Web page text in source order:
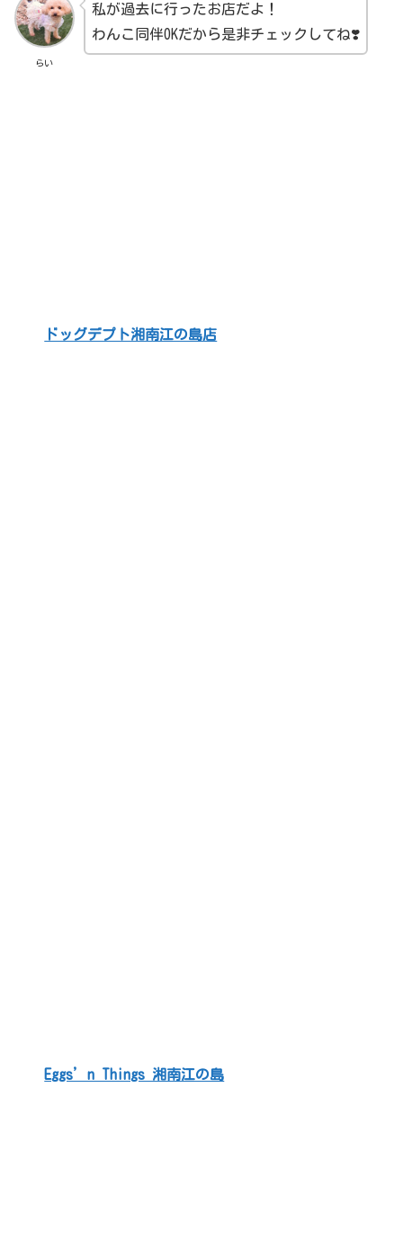
らい
私が過去に行ったお店だよ！
わんこ同伴OKだから是非チェックしてね❣️
ドッグデプト湘南江の島店
Eggs’n Things 湘南江の島